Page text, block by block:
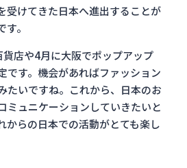
受けてきた日本へ進出することが
。
店や4月に大阪でポップアップ
です。機会があればファッション
たいですね。これから、日本のお
ミュニケーションしていきたいと
からの日本での活動がとても楽し